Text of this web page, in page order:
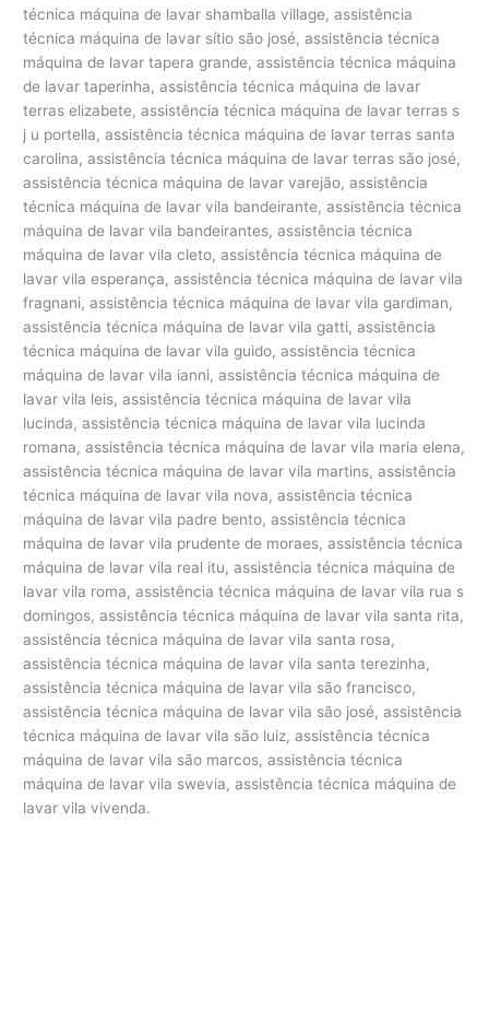
técnica máquina de lavar shamballa village, assistência
técnica máquina de lavar sítio são josé, assistência técnica
máquina de lavar tapera grande, assistência técnica máquina
de lavar taperinha, assistência técnica máquina de lavar
terras elizabete, assistência técnica máquina de lavar terras s
j u portella, assistência técnica máquina de lavar terras santa
carolina, assistência técnica máquina de lavar terras são josé,
assistência técnica máquina de lavar varejão, assistência
técnica máquina de lavar vila bandeirante, assistência técnica
máquina de lavar vila bandeirantes, assistência técnica
máquina de lavar vila cleto, assistência técnica máquina de
lavar vila esperança, assistência técnica máquina de lavar vila
fragnani, assistência técnica máquina de lavar vila gardiman,
assistência técnica máquina de lavar vila gatti, assistência
técnica máquina de lavar vila guido, assistência técnica
máquina de lavar vila ianni, assistência técnica máquina de
lavar vila leis, assistência técnica máquina de lavar vila
lucinda, assistência técnica máquina de lavar vila lucinda
romana, assistência técnica máquina de lavar vila maria elena,
assistência técnica máquina de lavar vila martins, assistência
técnica máquina de lavar vila nova, assistência técnica
máquina de lavar vila padre bento, assistência técnica
máquina de lavar vila prudente de moraes, assistência técnica
máquina de lavar vila real itu, assistência técnica máquina de
lavar vila roma, assistência técnica máquina de lavar vila rua s
domingos, assistência técnica máquina de lavar vila santa rita,
assistência técnica máquina de lavar vila santa rosa,
assistência técnica máquina de lavar vila santa terezinha,
assistência técnica máquina de lavar vila são francisco,
assistência técnica máquina de lavar vila são josé, assistência
técnica máquina de lavar vila são luiz, assistência técnica
máquina de lavar vila são marcos, assistência técnica
máquina de lavar vila swevia, assistência técnica máquina de
lavar vila vivenda.